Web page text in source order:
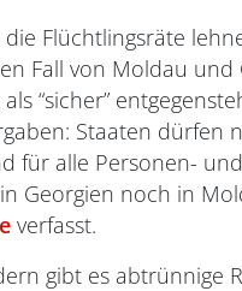
die Flüchtlingsräte
Fall von Moldau
“sicher”
Staaten dürfen
für alle Personen-
Georgien noch in
verfasst.
gibt es abtrünnige